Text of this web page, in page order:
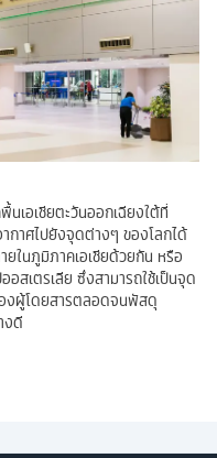
เอเชียตะวันออกเฉียงใต้ที่
กาศไปยังจุดต่างๆ ของโลกได้
ยในภูมิภาคเอเชียด้วยกัน หรือ
อสเตรเลีย ซึ่งสามารถใช้เป็นจุด
องผู้โดยสารตลอดจนพัสดุ
งดี